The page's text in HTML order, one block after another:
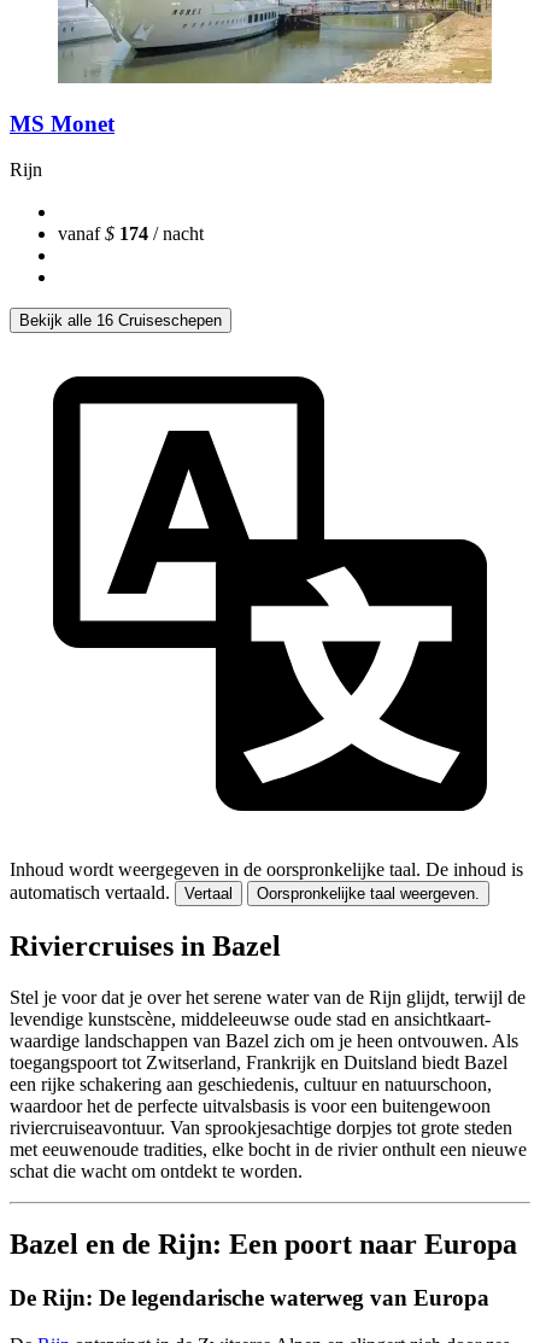
MS Monet
Rijn
vanaf$ 174 / nacht
Bekijk alle 16 Cruiseschepen
Inhoud wordt weergegeven in de oorspronkelijke taal. De inhoud is
automatisch vertaald.
Vertaal Oorspronkelijke taal weergeven.
Riviercruises in Bazel
Stel je voor dat je over het serene water van de Rijn glijdt, terwijl de
levendige kunstscène, middeleeuwse oude stad en ansichtkaart-
waardige landschappen van Bazel zich om je heen ontvouwen. Als
toegangspoort tot Zwitserland, Frankrijk en Duitsland biedt Bazel
een rijke schakering aan geschiedenis, cultuur en natuurschoon,
waardoor het de perfecte uitvalsbasis is voor een buitengewoon
riviercruiseavontuur. Van sprookjesachtige dorpjes tot grote steden
met eeuwenoude tradities, elke bocht in de rivier onthult een nieuwe
schat die wacht om ontdekt te worden.
Bazel en de Rijn: Een poort naar Europa
De Rijn: De legendarische waterweg van Europa